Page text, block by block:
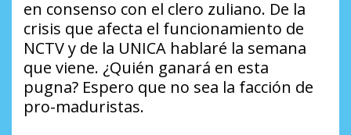
en consenso con el clero zuliano. De la
crisis que afecta el funcionamiento de
NCTV y de la UNICA hablaré la semana
que viene. ¿Quién ganará en esta
pugna? Espero que no sea la facción de
pro-maduristas.